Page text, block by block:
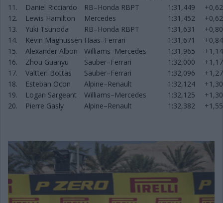
11.
Daniel Ricciardo RB–Honda RBPT 1:31,449
12.
Lewis Hamilton Mercedes 1:31,452
13.
Yuki Tsunoda RB–Honda RBPT 1:31,631
14.
Kevin Magnussen Haas–Ferrari 1:31,671
15.
Alexander Albon Williams–Mercedes 1:31,965
16.
Zhou Guanyu Sauber–Ferrari 1:32,000
17.
Valtteri Bottas Sauber–Ferrari 1:32,096
18.
Esteban Ocon Alpine–Renault 1:32,124
19.
Logan Sargeant Williams–Mercedes 1:32,125
20.
Pierre Gasly Alpine–Renault 1:32,382